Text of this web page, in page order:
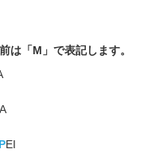
は「M」で表記します。
A
PEI